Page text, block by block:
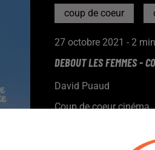
coup de coeur
27 octobre 2021 - 2
DEBOUT LES FEMMES -
David Puaud
Coup de coeur cinéma
programmateur au